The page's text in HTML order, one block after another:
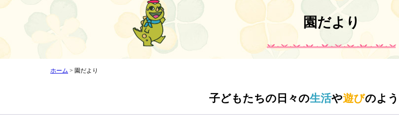
園だより
ホーム > 園だより
子どもたちの日々の生活や遊びのよ